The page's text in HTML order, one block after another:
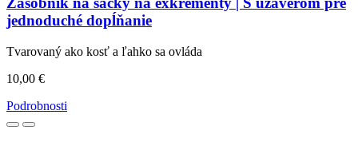
jednoduché dopĺňanie
Tvarovaný ako kosť a ľahko sa ovláda
10,00 €
Podrobnosti